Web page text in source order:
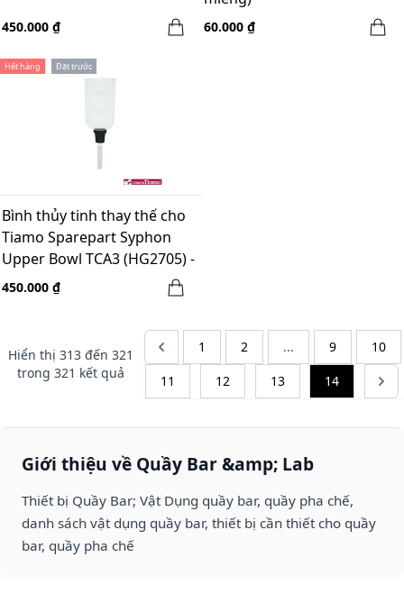
450.000 ₫ 60.000 ₫
Hết hàng Đặt trước
Bình thủy tinh thay thế cho
Tiamo Sparepart Syphon
Upper Bowl TCA3 (HG2705) -
3 ly
450.000 ₫
Hiển thị 313đến 321
trong 321 kết quả
1 2 ... 9
10
11
12 13 14
Giới thiệu về Quầy Bar &amp; Lab
Thiết bị Quầy Bar; Vật Dụng quầy bar, quầy pha chế,
danh sách vật dụng quầy bar, thiết bị cần thiết cho quầy
bar, quầy pha chế